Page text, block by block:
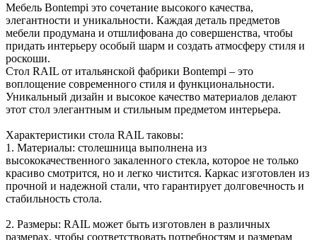
Мебель Bontempi это сочетание высокого качества,
элегантности и уникальности. Каждая деталь предметов
мебели продумана и отшлифована до совершенства, чтобы
придать интерьеру особый шарм и создать атмосферу стиля и
роскоши.
Стол RAIL от итальянской фабрики Bontempi – это
воплощение современного стиля и функциональности.
Уникальный дизайн и высокое качество материалов делают
этот стол элегантным и стильным предметом интерьера.
Характеристики стола RAIL таковы:
1. Материалы: столешница выполнена из
высококачественного закаленного стекла, которое не только
красиво смотрится, но и легко чистится. Каркас изготовлен из
прочной и надежной стали, что гарантирует долговечность и
стабильность стола.
2. Размеры: RAIL может быть изготовлен в различных
размерах, чтобы соответствовать потребностям и размерам